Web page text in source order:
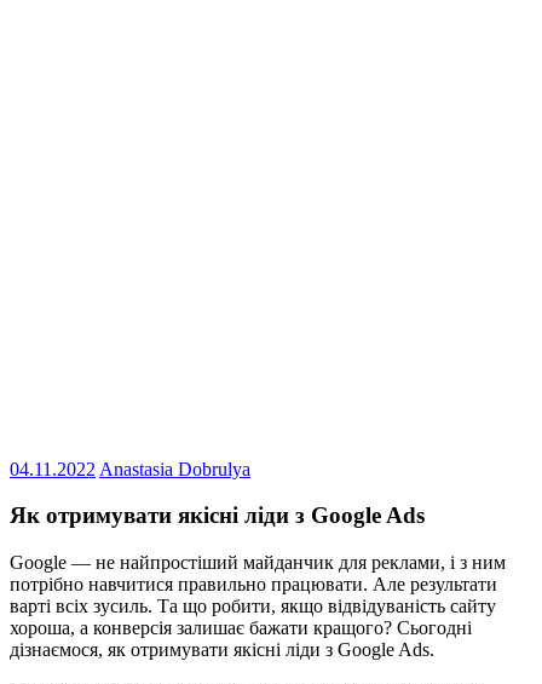
04.11.2022 Anastasia Dobrulya
Як отримувати якісні ліди з Google Ads
Google — не найпростіший майданчик для реклами, і з ним
потрібно навчитися правильно працювати. Але результати
варті всіх зусиль. Та що робити, якщо відвідуваність сайту
хороша, а конверсія залишає бажати кращого? Сьогодні
дізнаємося, як отримувати якісні ліди з Google Ads.